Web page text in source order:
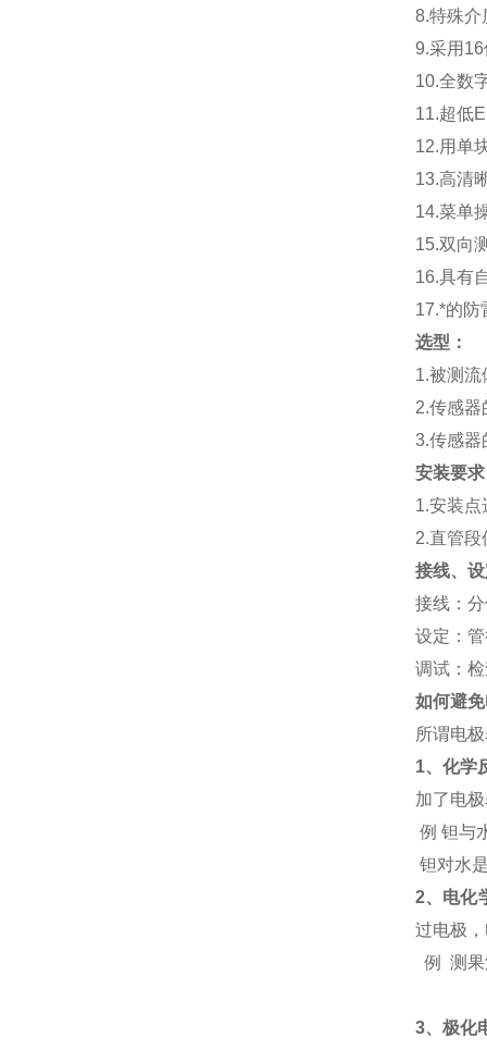
8.特殊介
9.采用
10.全数
11.超低
12.用单
13.高清
14.菜单
15.双向
16.具有
17.*的防
选型：
1.被测流
2.传感器
3.传感器
安装要
1.安装点
2.直管段
接线、
接线：
设定：
调试：
如何避
所谓电
1、化学
加了电
例 钽与
钽对水
2、电化
过电极
例 测果
3、极化